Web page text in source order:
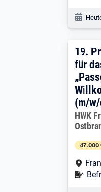
19.
19.
für
(m/
HWK
47.000